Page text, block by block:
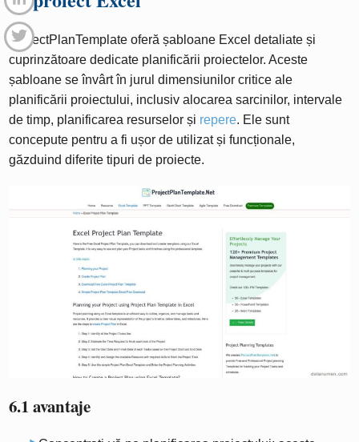
ProjectPlanTemplate oferă șabloane Excel detaliate și
cuprinzătoare dedicate planificării proiectelor. Aceste
șabloane se învârt în jurul dimensiunilor critice ale
planificării proiectului, inclusiv alocarea sarcinilor, intervale
de timp, planificarea resurselor și repere. Ele sunt
concepute pentru a fi ușor de utilizat și funcționale,
găzduind diferite tipuri de proiecte.
6.1 avantaje